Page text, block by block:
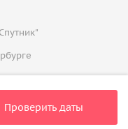
Проверить даты